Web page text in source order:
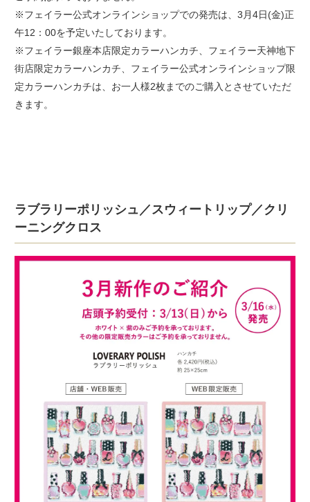
※フェイラー公式オンラインショップでの発売は、3月4日(金)正
午12：00を予定いたしております。
※フェイラー銀座本店限定カラーハンカチ、フェイラー天神地下
街店限定カラーハンカチ、フェイラー公式オンラインショップ限
定カラーハンカチは、お一人様2枚までのご購入とさせていただ
きます。
ラブラリーポリッシュ／スウィートリップ／クリ
ーニングクロス